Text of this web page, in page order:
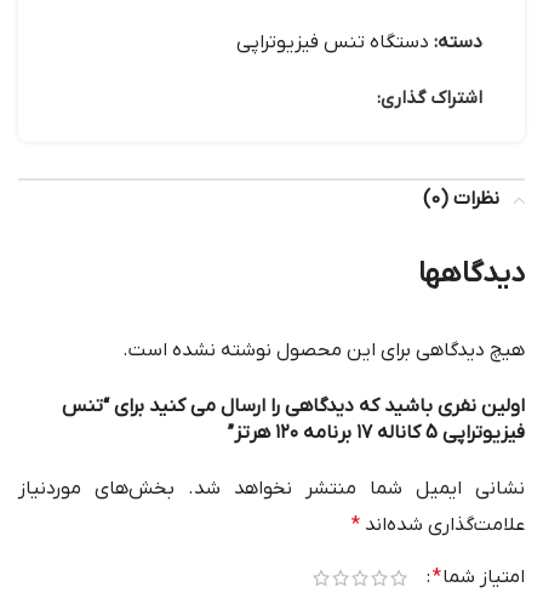
دسته: دستگاه تنس فیزیوتراپی
اشتراک گذاری:
نظرات (0)
دیدگاهها
هیچ دیدگاهی برای این محصول نوشته نشده است.
اولین نفری باشید که دیدگاهی را ارسال می کنید برای “تنس
فیزیوتراپی 5 کاناله ۱۷ برنامه ۱۲۰ هرتز”
نشانی ایمیل شما منتشر نخواهد شد.
بخش‌های موردنیاز
علامت‌گذاری شده‌اند *
امتیاز شما*